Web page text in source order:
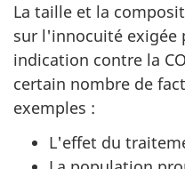
La taille et la
sur l'innocuité exigée
indication contre la
certain nombre de
exemples :
L'effet du